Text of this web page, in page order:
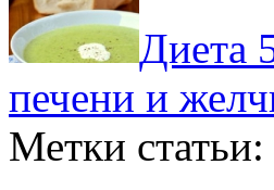
Диета
печени и
Метки статьи: